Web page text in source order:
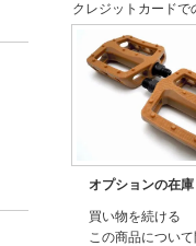
クレジットカード
オプションの在
買い物を続ける
この商品につい